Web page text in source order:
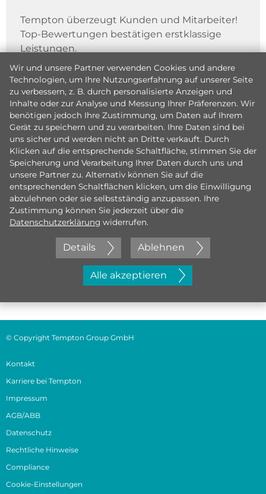
Tempton überzeugt Kunden und Mitarbeiter!
Top-Bewertungen bestätigen erstklassige
Leistungen.
Jetzt initiativ bewerben
Wir und unsere Partner verwenden Cookies und andere
Technologien, um Ihre Nutzungserfahrung auf unserer Seite
zu verbessern, z. B. durch personalisierte Anzeigen und
Inhalte oder zur Analyse und Messung Ihrer Präferenzen. Wir
benötigen jedoch Ihre Zustimmung, um Daten auf Ihrem
Gerät zu speichern und zu verarbeiten. Ihre Daten sind bei
uns sicher und werden nicht an Dritte verkauft. Durch
Klicken auf die entsprechende Schaltfläche, stimmen Sie der
Speicherung und Verarbeitung Ihrer Daten durch uns und
unsere Partner zu. Alternativ können Sie auf die
entsprechenden Schaltflächen klicken, um die Einwilligung
abzulehnen oder sie selbstständig anzupassen. Ihre
Zustimmung können Sie jederzeit über die
Datenschutzerklärung widerrufen.
Details Ablehnen
Alle akzeptieren
© Copyright Tempton Group GmbH
Kontakt
Karriere bei Tempton
Impressum
AGB/ABB
Datenschutz
Rechtliche Hinweise
Compliance
Cookie-Einstellungen